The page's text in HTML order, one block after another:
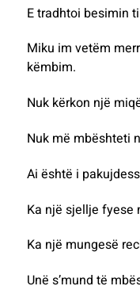
E tradhtoi besimin
Miku im vetëm
këmbim.
Nuk kërkon një
Nuk më mbështeti
Ai është i
Ka një sjellje fyese
Ka një mungesë
Unë s’mund të